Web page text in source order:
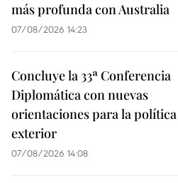
más profunda con Australia
07/08/2026 14:23
Concluye la 33ª Conferencia
Diplomática con nuevas
orientaciones para la política
exterior
07/08/2026 14:08